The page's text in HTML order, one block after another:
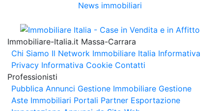
News immobiliari
Immobiliare-Italia.it Massa-Carrara
Chi Siamo Il Network Immobiliare Italia Informativa
Privacy Informativa Cookie Contatti
Professionisti
Pubblica Annunci Gestione Immobiliare Gestione
Aste Immobiliari Portali Partner Esportazione